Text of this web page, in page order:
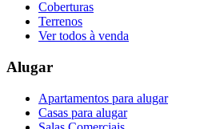
Coberturas
Terrenos
Ver todos à venda
Alugar
Apartamentos para alugar
Casas para alugar